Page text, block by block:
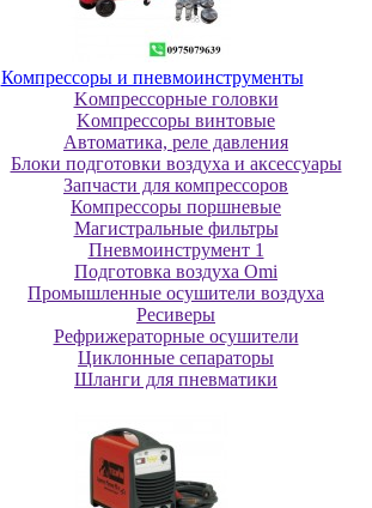
Компрессоры и пневмоинструменты
Koмпpeccopныe гoлoвки
Koмпpeccopы винтoвыe
Автоматика, реле давления
Блоки подготовки воздуха и аксессуары
Запчасти для компрессоров
Компрессоры поршневые
Магистральные фильтры
Пневмоинструмент 1
Подготовка воздуха Omi
Промышленные осушители воздуха
Ресиверы
Рефрижераторные осушители
Циклонные сепараторы
Шланги для пневматики